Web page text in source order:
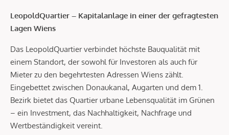
LeopoldQuartier – Kapitalanlage in einer der gefragtesten
Lagen Wiens
Das LeopoldQuartier verbindet höchste Bauqualität mit
einem Standort, der sowohl für Investoren als auch für
Mieter zu den begehrtesten Adressen Wiens zählt.
Eingebettet zwischen Donaukanal, Augarten und dem 1.
Bezirk bietet das Quartier urbane Lebensqualität im Grünen
– ein Investment, das Nachhaltigkeit, Nachfrage und
Wertbeständigkeit vereint.